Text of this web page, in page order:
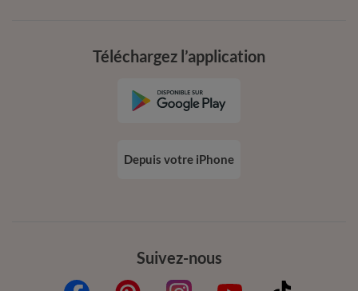
Suivez-nous
Téléchargez l’application
Depuis votre iPhone